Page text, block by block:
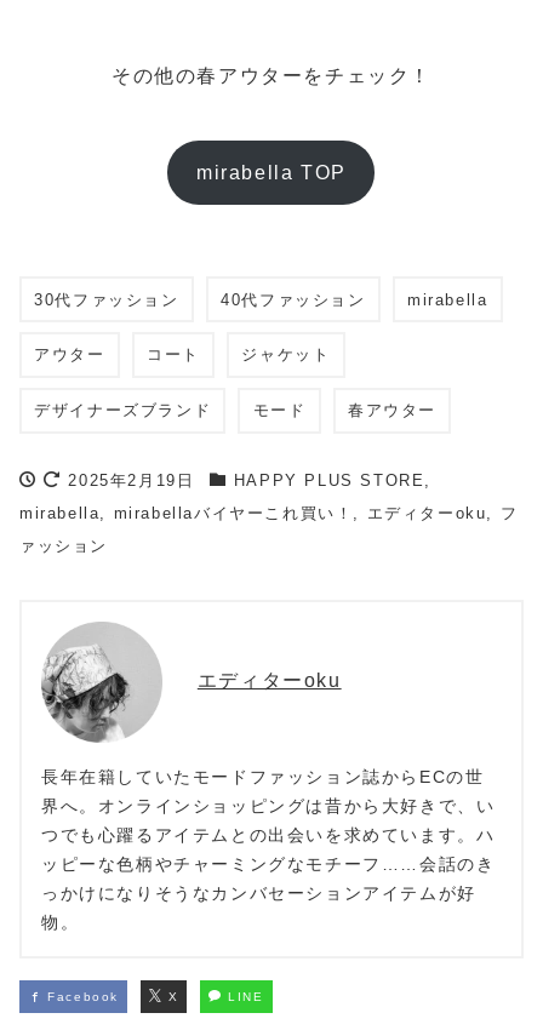
その他の春アウターをチェック！
mirabella TOP
30代ファッション 40代ファッション mirabella
アウター コート ジャケット
デザイナーズブランド モード 春アウター
2025年2月19日 HAPPY PLUS STORE
mirabella
mirabellaバイヤーこれ買い！ エディターoku
フ
ァッション
エディターoku
長年在籍していたモードファッション誌からECの世
界へ。オンラインショッピングは昔から大好きで、い
つでも心躍るアイテムとの出会いを求めています。ハ
ッピーな色柄やチャーミングなモチーフ……会話のき
っかけになりそうなカンバセーションアイテムが好
物。
Facebook X LINE